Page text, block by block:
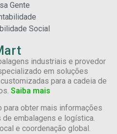
Gente
Social
industriais e provedor
em soluções
para a cadeia de
Saiba mais
para obter mais informações
embalagens e logística.
e coordenação global.